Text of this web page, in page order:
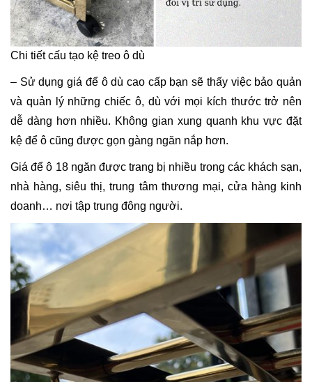
Chi tiết cấu tạo kệ treo ô dù
– Sử dụng giá để ô dù cao cấp bạn sẽ thấy việc bảo quản
và quản lý những chiếc ô, dù với mọi kích thước trở nên
dễ dàng hơn nhiều. Không gian xung quanh khu vực đặt
kệ để ô cũng được gọn gàng ngăn nắp hơn.
Giá để ô 18 ngăn được trang bị nhiều trong các khách sạn,
nhà hàng, siêu thị, trung tâm thương mại, cửa hàng kinh
doanh… nơi tập trung đông người.